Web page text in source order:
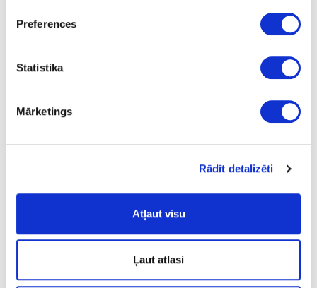
Preferences
Statistika
Mārketings
Rādīt detalizēti
Atļaut visu
Ļaut atlasi
Lasīt tālāk
* 2.PIELIKUMA IEPIRKUMI
Iesniegšanas datums Iepirkuma Nr. Iepirkuma priekšmets Faili
* 9.PANTA IEPIRKUMI
11 Dec 2019 |
Iesniegšanas datums Iepirkuma Nr. Iepirkuma priekšmets Faili